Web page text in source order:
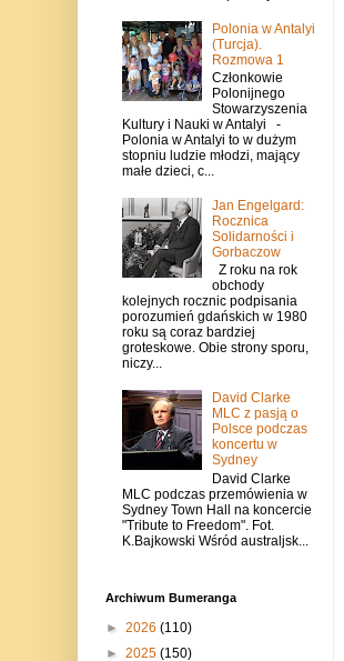
Polonia w Antalyi
(Turcja).
Rozmowa 1
Członkowie
Polonijnego
Stowarzyszenia
Kultury i Nauki w Antalyi -
Polonia w Antalyi to w dużym
stopniu ludzie młodzi, mający
małe dzieci, c...
Jan Engelgard:
Rocznica
Solidarności i
Gorbaczow
Z roku na rok
obchody
kolejnych rocznic podpisania
porozumień gdańskich w 1980
roku są coraz bardziej
groteskowe. Obie strony sporu,
niczy...
David Clarke
MLC z pasją o
Polsce podczas
koncertu w
Sydney
David Clarke
MLC podczas przemówienia w
Sydney Town Hall na koncercie
"Tribute to Freedom". Fot.
K.Bajkowski Wśród australjsk...
Archiwum Bumeranga
► 2026 (110)
► 2025 (150)